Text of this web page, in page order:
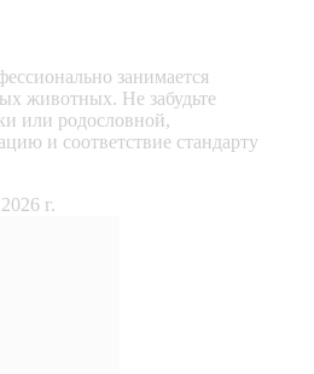
занимается
животных. Не забудьте
или родословной,
и соответствие стандарту
г.